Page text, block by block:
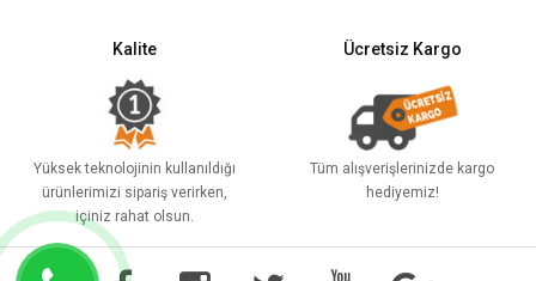
Kalite
Yüksek teknolojinin kullanıldığı
ürünlerimizi sipariş verirken,
içiniz rahat olsun.
Ücretsiz Kargo
Tüm alışverişlerinizde kargo
hediyemiz!